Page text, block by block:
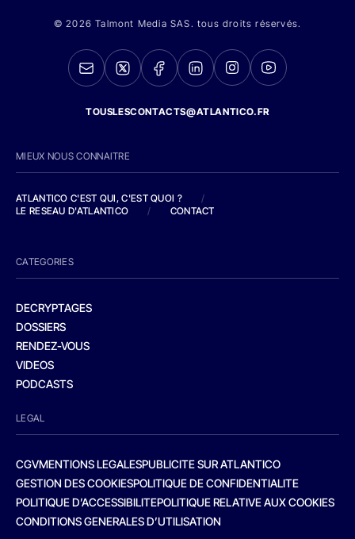
© 2026 Talmont Media SAS. tous droits réservés.
TOUSLESCONTACTS@ATLANTICO.FR
MIEUX NOUS CONNAITRE
ATLANTICO C'EST QUI, C'EST QUOI ?
/
LE RESEAU D'ATLANTICO
/ CONTACT
CATEGORIES
DECRYPTAGES
DOSSIERS
RENDEZ-VOUS
VIDEOS
PODCASTS
LEGAL
CGVMENTIONS LEGALESPUBLICITE SUR ATLANTICO
GESTION DES COOKIESPOLITIQUE DE CONFIDENTIALITE
POLITIQUE D’ACCESSIBILITEPOLITIQUE RELATIVE AUX COOKIES
CONDITIONS GENERALES D’UTILISATION